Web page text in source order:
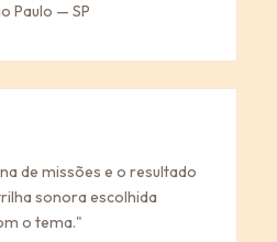
Paulo — SP
de missões e o resultado
sonora escolhida
o tema."